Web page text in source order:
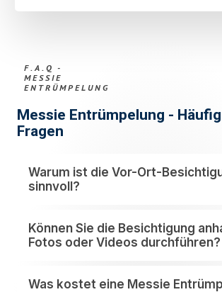
F.A.Q -
MESSIE
ENTRÜMPELUNG
Messie Entrümpelung -
Fragen
Warum ist die Vor-Ort-
sinnvoll?
Können Sie die Besichtigung
Fotos oder Videos durchführen?
Was kostet eine Messie